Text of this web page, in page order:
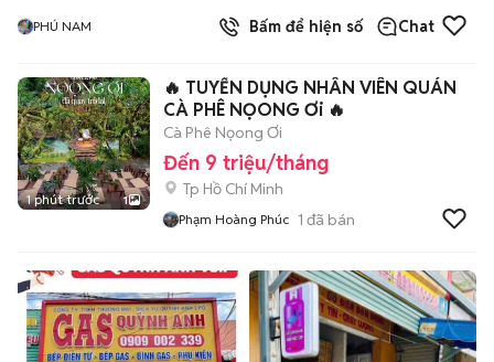
PHÚ NAM Bấm để hiện số Chat
1 phút trước 1
🔥 TUYỂN DỤNG NHÂN VIÊN QUÁN
CÀ PHÊ NỌONG Ơi 🔥
Cà Phê Nọong Ơi
Đến 9 triệu/tháng
Tp Hồ Chí Minh
Phạm Hoàng Phúc 1 đã bán